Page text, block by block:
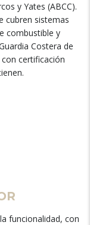
y Yates (ABCC).
cubren sistemas
combustible y
Costera de
con certificación
funcionalidad, con